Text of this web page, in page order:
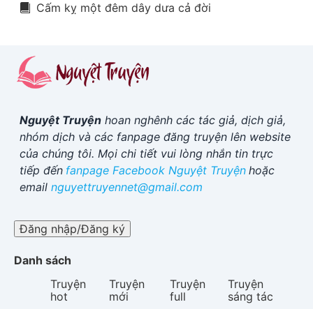
Cấm kỵ một đêm dây dưa cả đời
Nguyệt Truyện hoan nghênh các tác giả, dịch giả,
nhóm dịch và các fanpage đăng truyện lên website
của chúng tôi. Mọi chi tiết vui lòng nhắn tin trực
tiếp đến fanpage Facebook Nguyệt Truyện hoặc
email nguyettruyennet@gmail.com
Đăng nhập/Đăng ký
Danh sách
Truyện
hot
Truyện
mới
Truyện
full
Truyện
sáng tác